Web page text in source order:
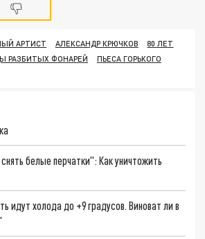
АРТИСТ АЛЕКСАНДР КРЮЧКОВ
80 ЛЕТ
РАЗБИТЫХ ФОНАРЕЙ
ПЬЕСА ГОРЬКОГО
белые перчатки": Как уничтожить
идут холода до +9 градусов. Виноват ли в